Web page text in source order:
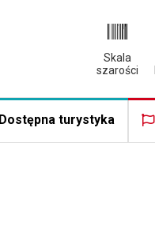
Skala
szarości
Dostępna turystyka